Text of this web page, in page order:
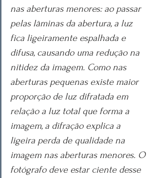
nas aberturas menores: ao passar
pelas lâminas da abertura, a luz
fica ligeiramente espalhada e
difusa, causando uma redução na
nitidez da imagem. Como nas
aberturas pequenas existe maior
proporção de luz difratada em
relação a luz total que forma a
imagem, a difração explica a
ligeira perda de qualidade na
imagem nas aberturas menores. O
fotógrafo deve estar ciente desse